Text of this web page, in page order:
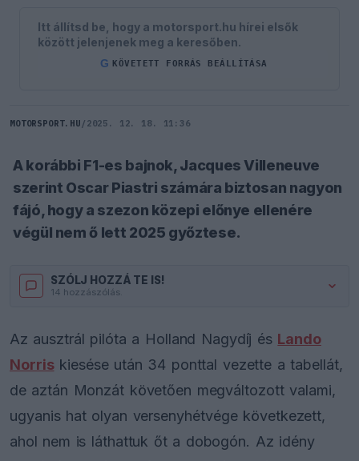
Itt állítsd be, hogy a motorsport.hu hírei elsők
között jelenjenek meg a keresőben.
G KÖVETETT FORRÁS BEÁLLÍTÁSA
MOTORSPORT.HU / 2025. 12. 18. 11:36
A korábbi F1-es bajnok, Jacques Villeneuve
szerint Oscar Piastri számára biztosan nagyon
fájó, hogy a szezon közepi előnye ellenére
végül nem ő lett 2025 győztese.
SZÓLJ HOZZÁ TE IS!
14 hozzászólás.
Az ausztrál pilóta a Holland Nagydíj és Lando
Norriskiesése után 34 ponttal vezette a tabellát,
de aztán Monzát követően megváltozott valami,
ugyanis hat olyan versenyhétvége következett,
ahol nem is láthattuk őt a dobogón. Az idény